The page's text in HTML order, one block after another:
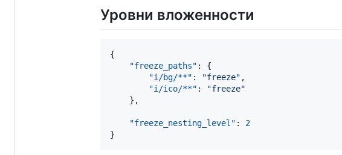
Уровни вложенности
{
"freeze_paths" : {
"i/bg/**" : "freeze" ,
"i/ico/**" : "freeze"
    },
"freeze_nesting_level" : 2
}